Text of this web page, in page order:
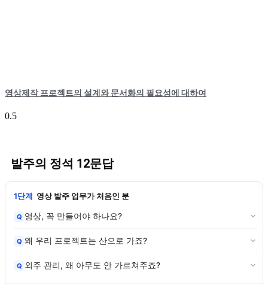
영상제작 프로젝트의 설계와 문서화의 필요성에 대하여
발주의 정석 12문답
1단계 영상 발주 업무가 처음인 분
Q 영상, 꼭 만들어야 하나요?
Q 왜 우리 프로젝트는 산으로 가죠?
Q 외주 관리, 왜 아무도 안 가르쳐주죠?